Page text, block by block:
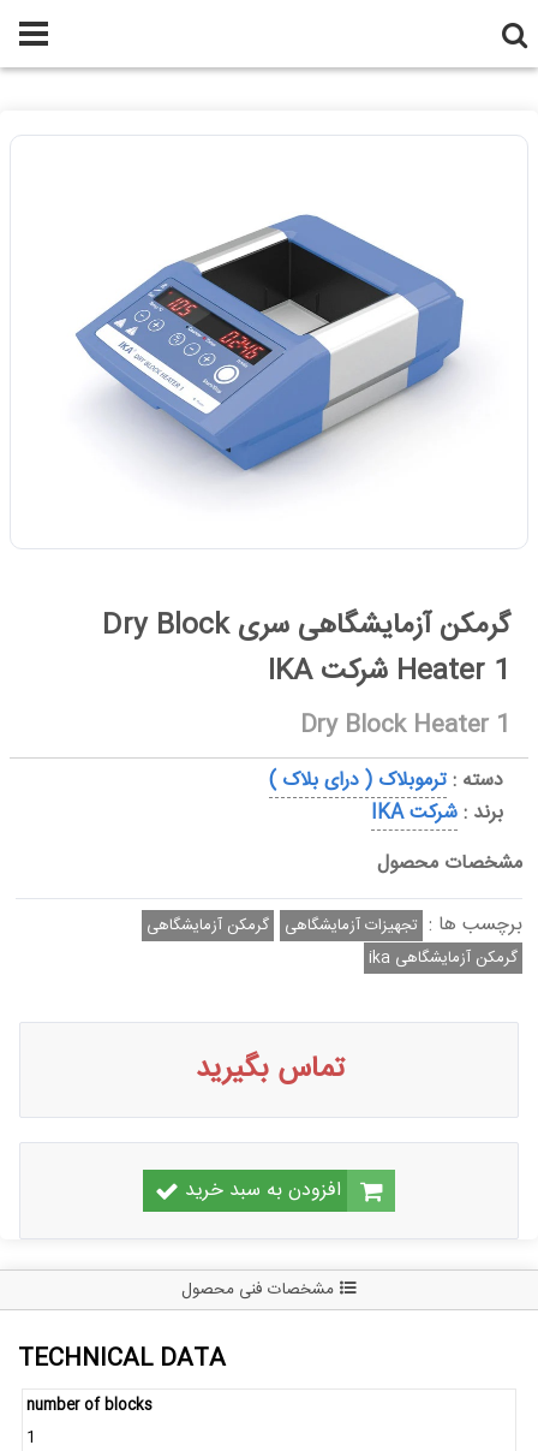
گرمکن آزمایشگاهی سری Dry Block
Heater 1 شرکت IKA
Dry Block Heater 1
دسته :ترموبلاک ( درای بلاک )
برند :شرکت IKA
مشخصات محصول
برچسب ها : تجهیزات آزمایشگاهی
گرمکن آزمایشگاهی
گرمکن آزمایشگاهی ika
تماس بگیرید
افزودن به سبد خرید
مشخصات فنی محصول
TECHNICAL DATA
number of blocks
1